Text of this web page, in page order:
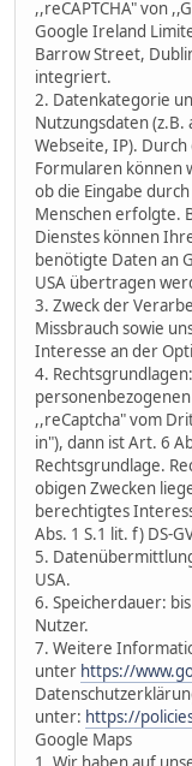
,,reCAPTCHA" von
Google Ireland
Barrow Street,
integriert.
2. Datenkategorie
Nutzungsdaten
Webseite, IP). Durch
Formularen können
ob die Eingabe
Menschen erfolgte.
Dienstes können
benötigte Daten an
USA übertragen
3. Zweck der
Missbrauch sowie
Interesse an der
4.
,,reCaptcha" vom
in"), dann ist Art. 6
Rechtsgrundlage.
obigen Zwecken
berechtigtes
Abs. 1 S.1 lit. f) DS-
5.
USA.
6. Speicherdauer:
Nutzer.
7. Weitere
unter https://
unter: https://
Google Maps